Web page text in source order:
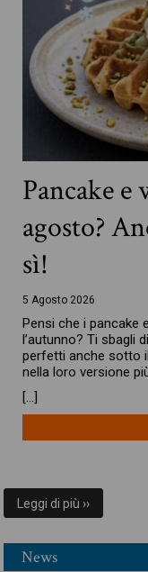
Pancake
agosto?
sì!
5 Agosto 2026
Pensi che i pancake
l’autunno? Ti sbagli
perfetti anche sotto
nella loro versione
[…]
Leggi di più ››
News